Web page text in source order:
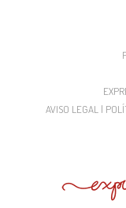
AVISO LEGAL |